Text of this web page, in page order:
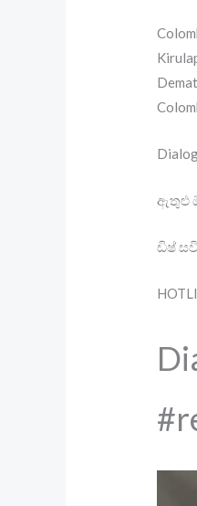
ඇතුළු
ඩිෂ්